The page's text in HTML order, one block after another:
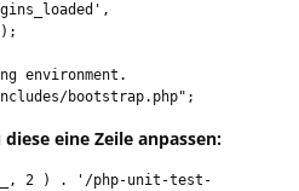
);
environment.
bootstrap.php";
eine Zeile anpassen:
2 ) . '/php-unit-test-